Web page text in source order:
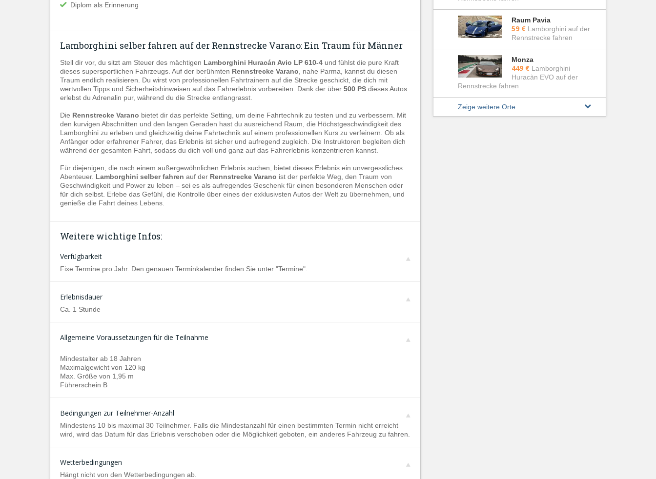
Diplom als Erinnerung
Lamborghini selber fahren auf der Rennstrecke Varano: Ein Traum für Männer
Stell dir vor, du sitzt am Steuer des mächtigen Lamborghini Huracán Avio LP 610-4 und fühlst die pure Kraft
dieses supersportlichen Fahrzeugs. Auf der berühmten Rennstrecke Varano , nahe Parma, kannst du diesen
Traum endlich realisieren. Du wirst von professionellen Fahrtrainern auf die Strecke geschickt, die dich mit
wertvollen Tipps und Sicherheitshinweisen auf das Fahrerlebnis vorbereiten. Dank der über 500 PS dieses Autos
erlebst du Adrenalin pur, während du die Strecke entlangrasst.
Die Rennstrecke Varano bietet dir das perfekte Setting, um deine Fahrtechnik zu testen und zu verbessern. Mit
den kurvigen Abschnitten und den langen Geraden hast du ausreichend Raum, die Höchstgeschwindigkeit des
Lamborghini zu erleben und gleichzeitig deine Fahrtechnik auf einem professionellen Kurs zu verfeinern. Ob als
Anfänger oder erfahrener Fahrer, das Erlebnis ist sicher und aufregend zugleich. Die Instruktoren begleiten dich
während der gesamten Fahrt, sodass du dich voll und ganz auf das Fahrerlebnis konzentrieren kannst.
Für diejenigen, die nach einem außergewöhnlichen Erlebnis suchen, bietet dieses Erlebnis ein unvergessliches
Abenteuer. Lamborghini selber fahren auf der Rennstrecke Varano ist der perfekte Weg, den Traum von
Geschwindigkeit und Power zu leben – sei es als aufregendes Geschenk für einen besonderen Menschen oder
für dich selbst. Erlebe das Gefühl, die Kontrolle über eines der exklusivsten Autos der Welt zu übernehmen, und
genieße die Fahrt deines Lebens.
Weitere wichtige Infos:
Verfügbarkeit
Fixe Termine pro Jahr. Den genauen Terminkalender finden Sie unter "Termine".
Erlebnisdauer
Ca. 1 Stunde
Allgemeine Voraussetzungen für die Teilnahme
Mindestalter ab 18 Jahren
Maximalgewicht von 120 kg
Max. Größe von 1,95 m
Führerschein B
Bedingungen zur Teilnehmer-Anzahl
Mindestens 10 bis maximal 30 Teilnehmer. Falls die Mindestanzahl für einen bestimmten Termin nicht erreicht
wird, wird das Datum für das Erlebnis verschoben oder die Möglichkeit geboten, ein anderes Fahrzeug zu fahren.
Wetterbedingungen
Hängt nicht von den Wetterbedingungen ab.
Raum Pavia
59 € Lamborghini auf der
Rennstrecke fahren
Monza
449 € Lamborghini
Huracàn EVO auf der
Rennstrecke fahren
Zeige weitere Orte